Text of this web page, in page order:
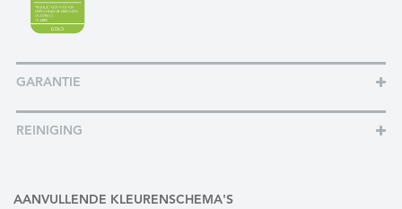
GARANTIE
REINIGING
AANVULLENDE KLEURENSCHEMA'S